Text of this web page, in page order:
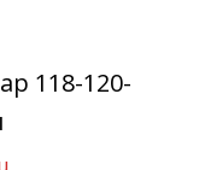
118-120-